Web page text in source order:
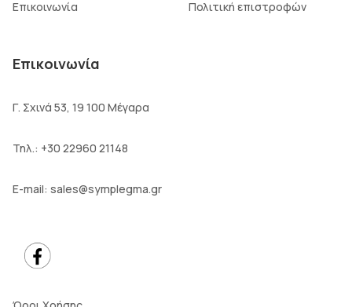
Επικοινωνία Πολιτική επιστροφών
Επικοινωνία
Γ. Σχινά 53, 19 100 Μέγαρα
Τηλ.: +30 22960 21148
E-mail: sales@symplegma.gr